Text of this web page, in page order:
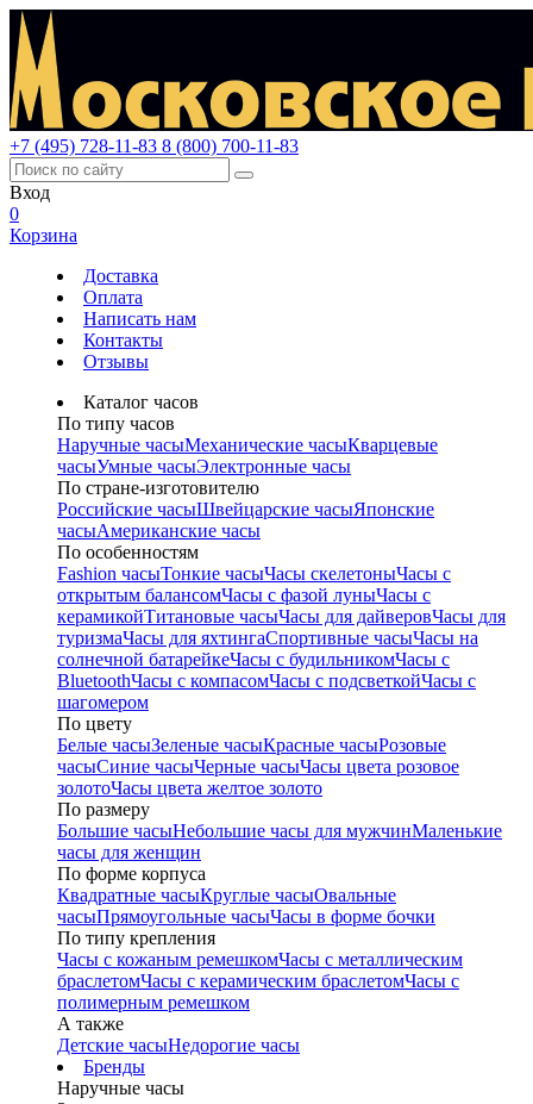
+7 (495) 728-11-83 8 (800) 700-11-83
Вход
0
Корзина
Доставка
Оплата
Написать нам
Контакты
Отзывы
Каталог часов
По типу часов
Наручные часыМеханические часыКварцевые
часыУмные часыЭлектронные часы
По стране-изготовителю
Российские часыШвейцарские часыЯпонские
часыАмериканские часы
По особенностям
Fashion часыТонкие часыЧасы скелетоныЧасы с
открытым балансомЧасы с фазой луныЧасы с
керамикойТитановые часыЧасы для дайверовЧасы для
туризмаЧасы для яхтингаСпортивные часыЧасы на
солнечной батарейкеЧасы с будильникомЧасы с
BluetoothЧасы с компасомЧасы с подсветкойЧасы с
шагомером
По цвету
Белые часыЗеленые часыКрасные часыРозовые
часыСиние часыЧерные часыЧасы цвета розовое
золотоЧасы цвета желтое золото
По размеру
Большие часыНебольшие часы для мужчинМаленькие
часы для женщин
По форме корпуса
Квадратные часыКруглые часыОвальные
часыПрямоугольные часыЧасы в форме бочки
По типу крепления
Часы с кожаным ремешкомЧасы с металлическим
браслетомЧасы с керамическим браслетомЧасы с
полимерным ремешком
А также
Детские часыНедорогие часы
Бренды
Наручные часы